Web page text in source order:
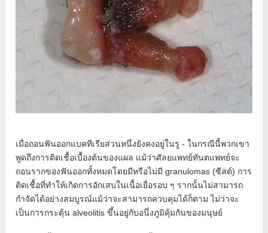
เมื่อถอนฟันออกแบคทีเรียส่วนหนึ่งยังคงอยู่ในรู - ในกรณีนี้พวกเขา
พูดถึงการติดเชื้อเบื้องต้นของแผล แม้ว่าศัลยแพทย์ทันตแพทย์จะ
ถอนรากของฟันออกทั้งหมดโดยมีหรือไม่มี granulomas (ซีสต์) การ
ติดเชื้อที่ทำให้เกิดการอักเสบในเนื้อเยื่อรอบ ๆ รากนั้นไม่สามารถ
กำจัดได้อย่างสมบูรณ์แม้ว่าจะสามารถควบคุมได้ก็ตาม ไม่ว่าจะ
เป็นการกระตุ้น alveolitis ขึ้นอยู่กับอนึ่งภูมิคุ้มกันของมนุษย์